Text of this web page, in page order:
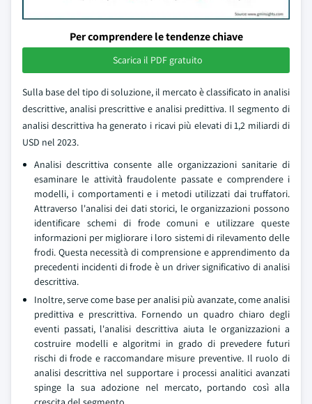
Per comprendere le tendenze chiave
Scarica il PDF gratuito
Sulla base del tipo di soluzione, il mercato è classificato in analisi
descrittive, analisi prescrittive e analisi predittiva. Il segmento di
analisi descrittiva ha generato i ricavi più elevati di 1,2 miliardi di
USD nel 2023.
Analisi descrittiva consente alle organizzazioni sanitarie di
esaminare le attività fraudolente passate e comprendere i
modelli, i comportamenti e i metodi utilizzati dai truffatori.
Attraverso l'analisi dei dati storici, le organizzazioni possono
identificare schemi di frode comuni e utilizzare queste
informazioni per migliorare i loro sistemi di rilevamento delle
frodi. Questa necessità di comprensione e apprendimento da
precedenti incidenti di frode è un driver significativo di analisi
descrittiva.
Inoltre, serve come base per analisi più avanzate, come analisi
predittiva e prescrittiva. Fornendo un quadro chiaro degli
eventi passati, l'analisi descrittiva aiuta le organizzazioni a
costruire modelli e algoritmi in grado di prevedere futuri
rischi di frode e raccomandare misure preventive. Il ruolo di
analisi descrittiva nel supportare i processi analitici avanzati
spinge la sua adozione nel mercato, portando così alla